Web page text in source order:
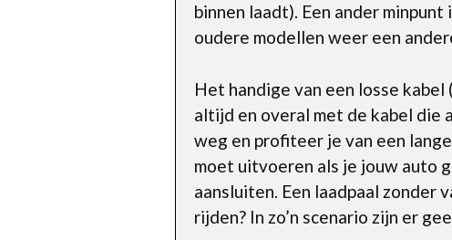
binnen laadt). Een ander
oudere modellen weer een
Het handige van een losse
altijd en overal met de kabel die
weg en profiteer je van een
moet uitvoeren als je jouw auto
aansluiten. Een laadpaal zonder
rijden? In zo’n scenario zijn er